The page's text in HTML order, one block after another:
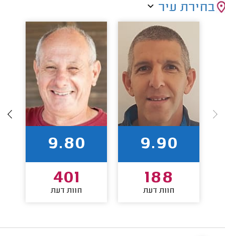
בחירת עיר
9.90
188
חוות דעת
9.80
401
חוות דעת